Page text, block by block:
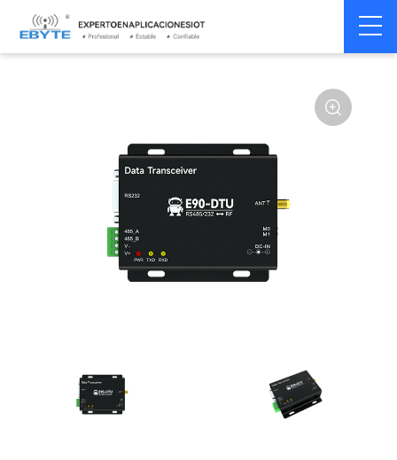
Home > Módem >
inalámbrico
